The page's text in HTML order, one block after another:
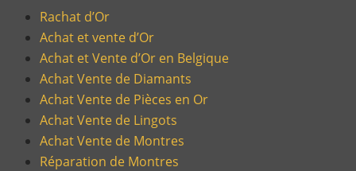
Rachat d’Or
Achat et vente d’Or
Achat et Vente d’Or en Belgique
Achat Vente de Diamants
Achat Vente de Pièces en Or
Achat Vente de Lingots
Achat Vente de Montres
Réparation de Montres